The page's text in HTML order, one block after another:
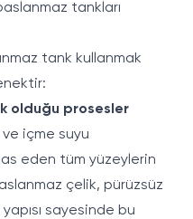
tankları
tank kullanmak
olduğu prosesler
içme suyu
eden tüm yüzeylerin
çelik, pürüzsüz
sayesinde bu